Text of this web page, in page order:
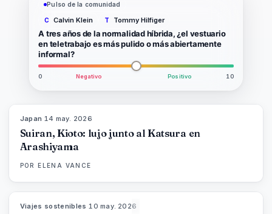
Pulso de la comunidad
C Calvin Klein T Tommy Hilfiger
A tres años de la normalidad híbrida, ¿el vestuario
en teletrabajo es más pulido o más abiertamente
informal?
0 Negativo Positivo 10
Japan ·14 may. 2026
Suiran, Kioto: lujo junto al Katsura en
Arashiyama
POR ELENA VANCE
Viajes sostenibles ·10 may. 2026